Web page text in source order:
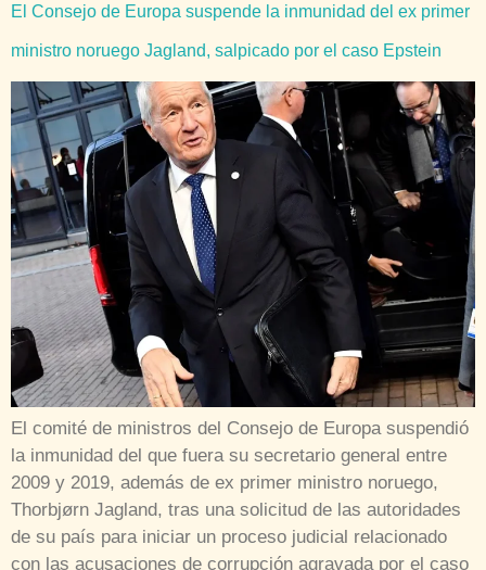
El Consejo de Europa suspende la inmunidad del ex primer
ministro noruego Jagland, salpicado por el caso Epstein
El comité de ministros del Consejo de Europa suspendió
la inmunidad del que fuera su secretario general entre
2009 y 2019, además de ex primer ministro noruego,
Thorbjørn Jagland, tras una solicitud de las autoridades
de su país para iniciar un proceso judicial relacionado
con las acusaciones de corrupción agravada por el caso